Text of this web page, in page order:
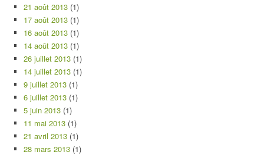
21 août 2013 (1)
17 août 2013 (1)
16 août 2013 (1)
14 août 2013 (1)
26 juillet 2013 (1)
14 juillet 2013 (1)
9 juillet 2013 (1)
6 juillet 2013 (1)
5 juin 2013 (1)
11 mai 2013 (1)
21 avril 2013 (1)
28 mars 2013 (1)